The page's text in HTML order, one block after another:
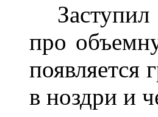
Заступил
про
появляется
в ноздри и